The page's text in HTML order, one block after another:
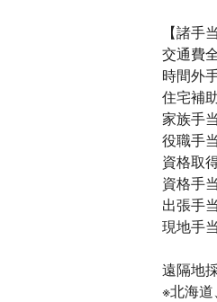
【諸手
交通費
時間外
住宅補
家族手
役職手当
資格取
資格手当
出張手当
現地手
遠隔地
※北海